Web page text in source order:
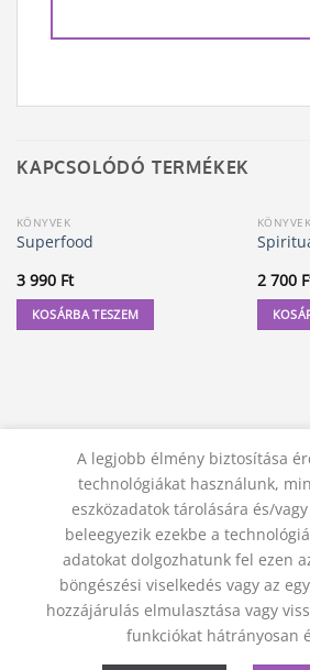
KAPCSOLÓDÓ TERMÉKEK
KÖNYVEK
Superfood
3 990 Ft
KOSÁRBA TESZEM
KÖNYVEK
2 700
KAPCSOLAT ADATVÉDELMI
JOGI NYILATKOZAT
ELÁLLÁS A
© 2012 - 2026 Trigon
A legjobb élmény biztosítása
technológiákat használunk,
eszközadatok tárolására és/
beleegyezik ezekbe a
adatokat dolgozhatunk fel ezen
böngészési viselkedés vagy az
hozzájárulás elmulasztása vagy
funkciókat hátrányosan